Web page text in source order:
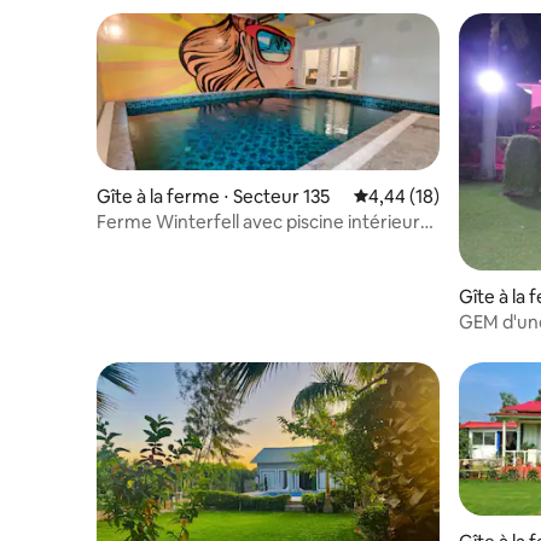
Gîte à la ferme ⋅ Secteur 135 Évaluation moyenne
4,44 (18)
Ferme Winterfell avec piscine intérieure
Gîte à la
GEM